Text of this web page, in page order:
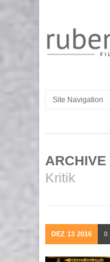
ARCHIVE
Kritik
DEZ 13 2016 0